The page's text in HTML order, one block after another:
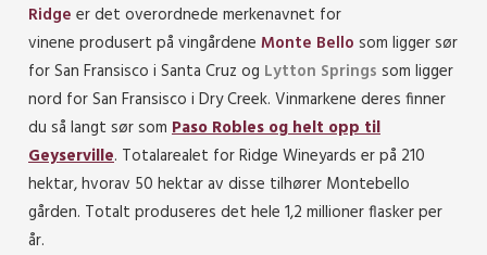
Ridge er det overordnede merkenavnet for
vinene produsert på vingårdene Monte Bello som ligger sør
for San Fransisco i Santa Cruz og Lytton Springs som ligger
nord for San Fransisco i Dry Creek. Vinmarkene deres finner
du så langt sør som Paso Robles og helt opp til
Geyserville. Totalarealet for Ridge Wineyards er på 210
hektar, hvorav 50 hektar av disse tilhører Montebello
gården. Totalt produseres det hele 1,2 millioner flasker per
år.